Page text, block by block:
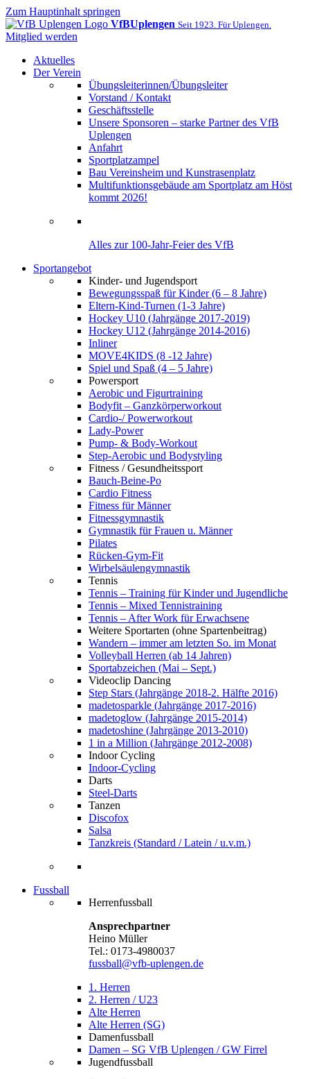
Zum Hauptinhalt springen
VfBUplengen Seit 1923. Für Uplengen.
Mitglied werden
Aktuelles
Der Verein
Übungsleiterinnen/Übungsleiter
Vorstand / Kontakt
Geschäftsstelle
Unsere Sponsoren – starke Partner des VfB
Uplengen
Anfahrt
Sportplatzampel
Bau Vereinsheim und Kunstrasenplatz
Multifunktionsgebäude am Sportplatz am Höst
kommt 2026!
Alles zur 100-Jahr-Feier des VfB
Sportangebot
Kinder- und Jugendsport
Bewegungsspaß für Kinder (6 – 8 Jahre)
Eltern-Kind-Turnen (1-3 Jahre)
Hockey U10 (Jahrgänge 2017-2019)
Hockey U12 (Jahrgänge 2014-2016)
Inliner
MOVE4KIDS (8 -12 Jahre)
Spiel und Spaß (4 – 5 Jahre)
Powersport
Aerobic und Figurtraining
Bodyfit – Ganzkörperworkout
Cardio-/ Powerworkout
Lady-Power
Pump- & Body-Workout
Step-Aerobic und Bodystyling
Fitness / Gesundheitssport
Bauch-Beine-Po
Cardio Fitness
Fitness für Männer
Fitnessgymnastik
Gymnastik für Frauen u. Männer
Pilates
Rücken-Gym-Fit
Wirbelsäulengymnastik
Tennis
Tennis – Training für Kinder und Jugendliche
Tennis – Mixed Tennistraining
Tennis – After Work für Erwachsene
Weitere Sportarten (ohne Spartenbeitrag)
Wandern – immer am letzten So. im Monat
Volleyball Herren (ab 14 Jahren)
Sportabzeichen (Mai – Sept.)
Videoclip Dancing
Step Stars (Jahrgänge 2018-2. Hälfte 2016)
madetosparkle (Jahrgänge 2017-2016)
madetoglow (Jahrgänge 2015-2014)
madetoshine (Jahrgänge 2013-2010)
1 in a Million (Jahrgänge 2012-2008)
Indoor Cycling
Indoor-Cycling
Darts
Steel-Darts
Tanzen
Discofox
Salsa
Tanzkreis (Standard / Latein / u.v.m.)
Fussball
Herrenfussball
Ansprechpartner
Heino Müller
Tel.: 0173-4980037
fussball@vfb-uplengen.de
1. Herren
2. Herren / U23
Alte Herren
Alte Herren (SG)
Damenfussball
Damen – SG VfB Uplengen / GW Firrel
Jugendfussball